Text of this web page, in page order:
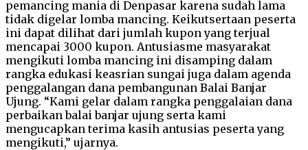
pemancing mania di Denpasar karena sudah lama
tidak digelar lomba mancing. Keikutsertaan peserta
ini dapat dilihat dari jumlah kupon yang terjual
mencapai 3000 kupon. Antusiasme masyarakat
mengikuti lomba mancing ini disamping dalam
rangka edukasi keasrian sungai juga dalam agenda
penggalangan dana pembangunan Balai Banjar
Ujung. “Kami gelar dalam rangka penggalaian dana
perbaikan balai banjar ujung serta kami
mengucapkan terima kasih antusias peserta yang
mengikuti,” ujarnya.